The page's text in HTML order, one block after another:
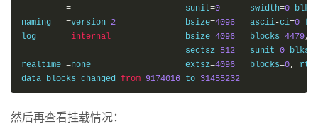
=
                       sunit
=0
      swidth
=0 blks
naming =version 2
              bsize
=4096
   ascii
-ci=0
log =internal
               bsize
=4096
   blocks
=4479,
=
                       sectsz
=512
   sunit
=0 blks
realtime =none                   extsz=4096
   blocks
=0,
data blocks changed from 9174016 to 31455232
然后再查看挂载情况：